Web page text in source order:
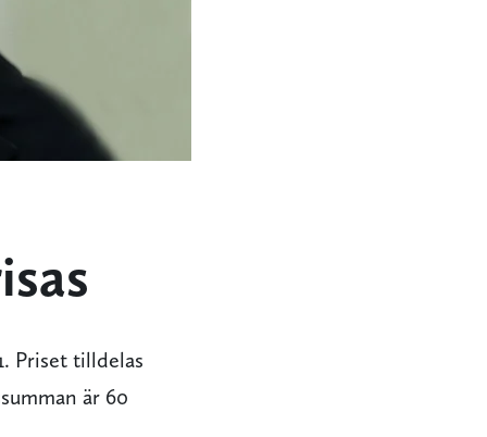
Priset tilldelas
är 60